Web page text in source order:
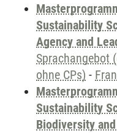
Sustainability
Agency and
Sprachangebot
ohne CPs) -
Sustainability
Biodiversity